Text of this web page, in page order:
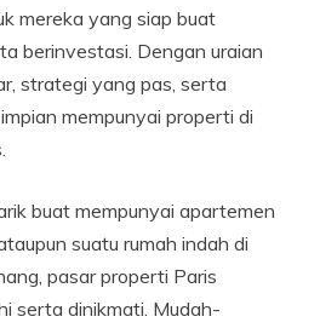
mereka yang siap buat
berinvestasi. Dengan uraian
strategi yang pas, serta
mempunyai properti di
buat mempunyai apartemen
suatu rumah indah di
pasar properti Paris
serta dinikmati. Mudah-